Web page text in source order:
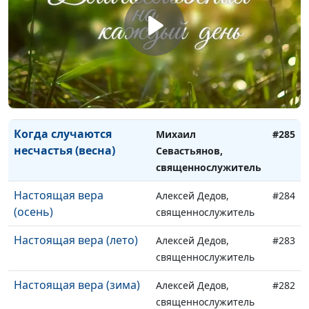
несчастья (осень)
священнослужитель
Когда случаются
несчастья (лето)
Михаил Севастьянов,
священнослужитель
#287
Когда случаются
несчастья (зима)
Михаил Севастьянов,
священнослужитель
#286
Когда случаются
несчастья (весна)
Михаил
Севастьянов,
священнослужитель
#285
Настоящая вера
(осень)
Алексей Дедов,
священнослужитель
#284
Настоящая вера (лето)
Алексей Дедов,
священнослужитель
#283
Настоящая вера (зима)
Алексей Дедов,
священнослужитель
#282